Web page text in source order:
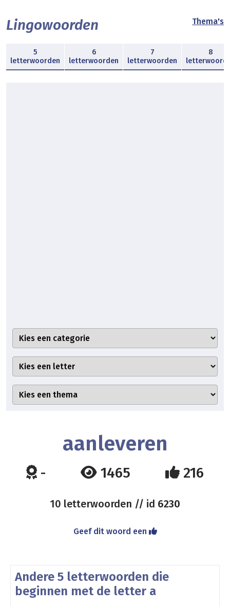
Lingowoorden Thema's
5
letterwoorden
6
letterwoorden
7
letterwoorden
8
aanleveren
- 1465 216
10 letterwoorden // id 6230
Geef dit woord een
Andere 5 letterwoorden die
beginnen met de letter a